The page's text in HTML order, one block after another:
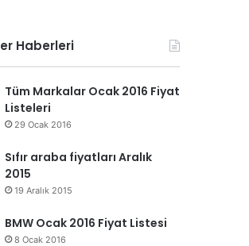
Haberleri
Tüm Markalar Ocak 2016 Fiyat
Listeleri
29 Ocak 2016
Sıfır araba fiyatları Aralık
2015
19 Aralık 2015
BMW Ocak 2016 Fiyat Listesi
8 Ocak 2016